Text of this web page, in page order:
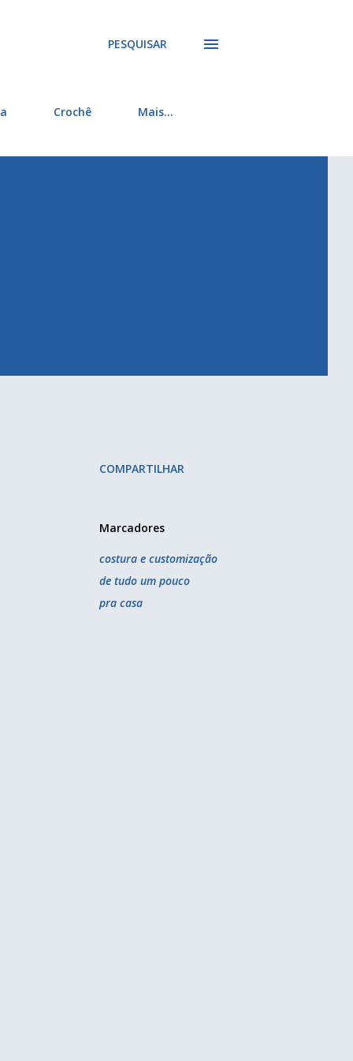
PESQUISAR
Crochê Mais…
COMPARTILHAR
Marcadores
costura e customização
de tudo um pouco
pra casa